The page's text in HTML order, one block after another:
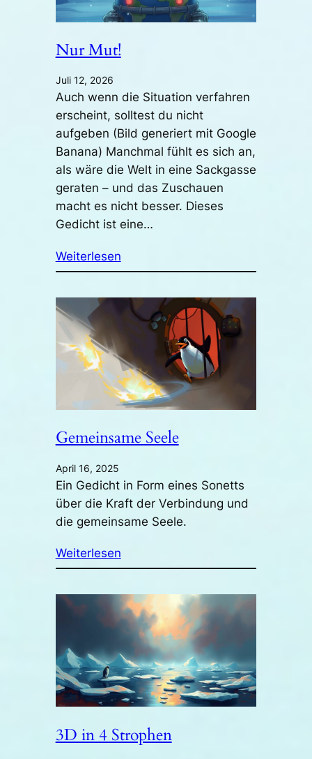
Nur Mut!
Juli 12, 2026
Auch wenn die Situation verfahren
erscheint, solltest du nicht
aufgeben (Bild generiert mit Google
Banana) Manchmal fühlt es sich an,
als wäre die Welt in eine Sackgasse
geraten – und das Zuschauen
macht es nicht besser. Dieses
Gedicht ist eine…
Weiterlesen
Gemeinsame Seele
April 16, 2025
Ein Gedicht in Form eines Sonetts
über die Kraft der Verbindung und
die gemeinsame Seele.
Weiterlesen
3D in 4 Strophen